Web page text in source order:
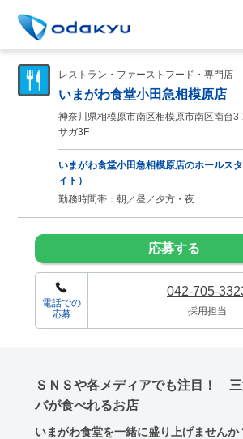
レストラン・ファーストフード・専門店
いまがわ食堂小田急相模原店
神奈川県相模原市南区相模原市南区南台
サガ3F
いまがわ食堂小田急相模原店のホールス
イト）
勤務時間帯：朝／昼／夕方・夜
応募する
電話での
応募
042-705-
採用担当
ＳＮＳや各メディアでも注目！
バが食べれるお店
いまがわ食堂を一緒に盛り上げません